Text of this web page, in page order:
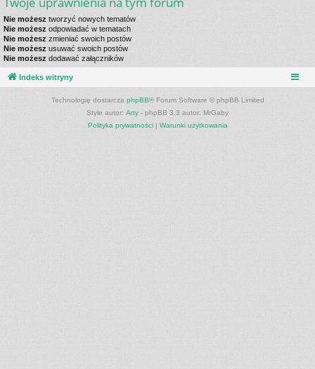
Nie możesz tworzyć nowych tematów
Nie możesz odpowiadać w tematach
Nie możesz zmieniać swoich postów
Nie możesz usuwać swoich postów
Nie możesz dodawać załączników
Indeks witryny
Technologię dostarcza phpBB® Forum Software © phpBB Limited
Style autor: Arty - phpBB 3.3 autor: MrGaby
Polityka prywatności| Warunki użytkowania